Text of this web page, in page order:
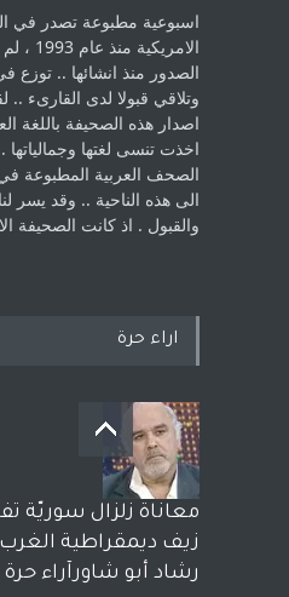
اسبوعية مطبوعة تصدر في
الصدور منذ انشائها ..
‏وتلاقي قبولا لدى القارىء
اصدار هذه الصحيفة باللغة
اخذت ‏تنسى لغتها
الصحف العربية المطبوعة
الى هذه الناحية .. وقد يسر
والقبول . اذ كانت ‏الصحيفة
اراء حرة
معاناة زلزال سوريّة
زيف ديمقراطية
رشاد أبو شاورآراء حرة